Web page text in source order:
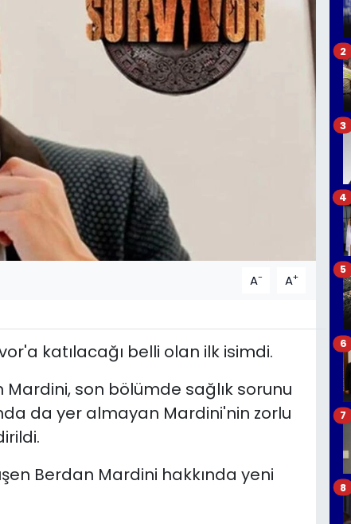
A- A+
katılacağı belli olan ilk isimdi.
Mardini, son bölümde sağlık sorunu
da yer almayan Mardini'nin zorlu
Berdan Mardini hakkında yeni
2
3
4
5
6
7
8